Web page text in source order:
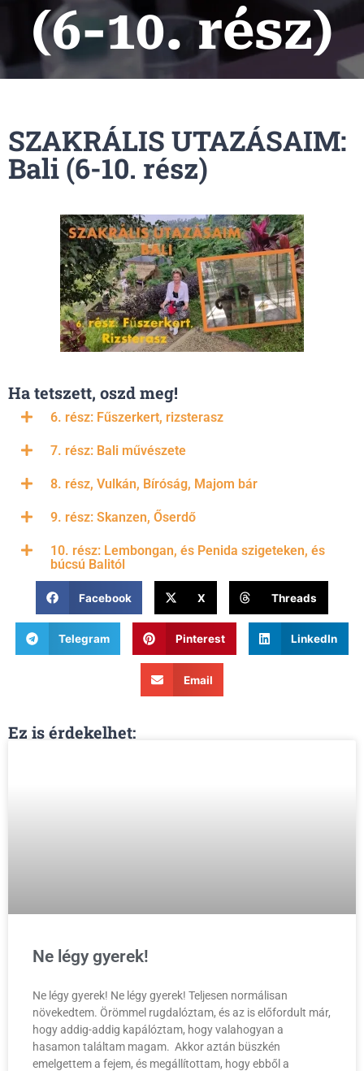
(6-10. rész)
SZAKRÁLIS UTAZÁSAIM:
Bali (6-10. rész)
Ha tetszett, oszd meg!
6. rész: Fűszerkert, rizsterasz
7. rész: Bali művészete
8. rész, Vulkán, Bíróság, Majom bár
9. rész: Skanzen, Őserdő
10. rész: Lembongan, és Penida szigeteken, és
búcsú Balitól
Facebook X Threads
Telegram Pinterest LinkedIn
Email
Ez is érdekelhet:
Ne légy gyerek!
Ne légy gyerek! Ne légy gyerek! Teljesen normálisan
növekedtem. Örömmel rugdalóztam, és az is előfordult már,
hogy addig-addig kapálóztam, hogy valahogyan a
hasamon találtam magam. Akkor aztán büszkén
emelgettem a fejem, és megállítottam, hogy ebből a